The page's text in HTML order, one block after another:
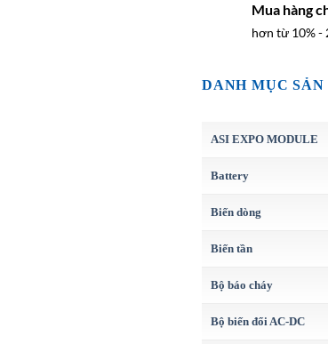
Mua hàng
hơn từ 10% -
DANH MỤC SẢN
ASI EXPO MODULE
Battery
Biến dòng
Biến tần
Bộ báo cháy
Bộ biến đổi AC-DC